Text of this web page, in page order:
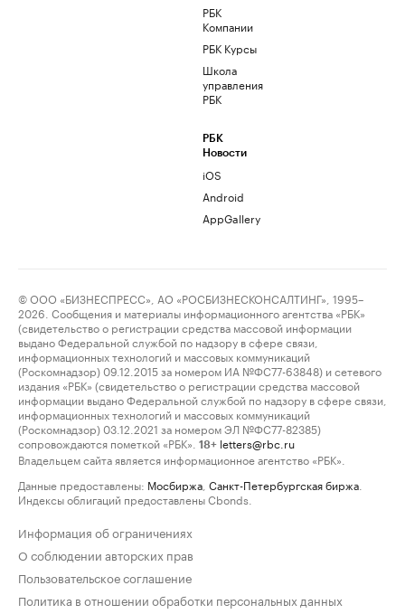
РБК
Компании
РБК Курсы
Школа
управления
РБК
РБК
Новости
iOS
Android
AppGallery
© ООО «БИЗНЕСПРЕСС», АО «РОСБИЗНЕСКОНСАЛТИНГ», 1995–
2026. Сообщения и материалы информационного агентства «РБК»
(свидетельство о регистрации средства массовой информации
выдано Федеральной службой по надзору в сфере связи,
информационных технологий и массовых коммуникаций
(Роскомнадзор) 09.12.2015 за номером ИА №ФС77-63848) и сетевого
издания «РБК» (свидетельство о регистрации средства массовой
информации выдано Федеральной службой по надзору в сфере связи,
информационных технологий и массовых коммуникаций
(Роскомнадзор) 03.12.2021 за номером ЭЛ №ФС77-82385)
сопровождаются пометкой «РБК».
18+ letters@rbc.ru
Владельцем сайта является информационное агентство «РБК».
Данные предоставлены: Мосбиржа Санкт-Петербургская биржа
Индексы облигаций предоставлены Cbonds.
Информация об ограничениях
О соблюдении авторских прав
Пользовательское соглашение
Политика в отношении обработки персональных данных